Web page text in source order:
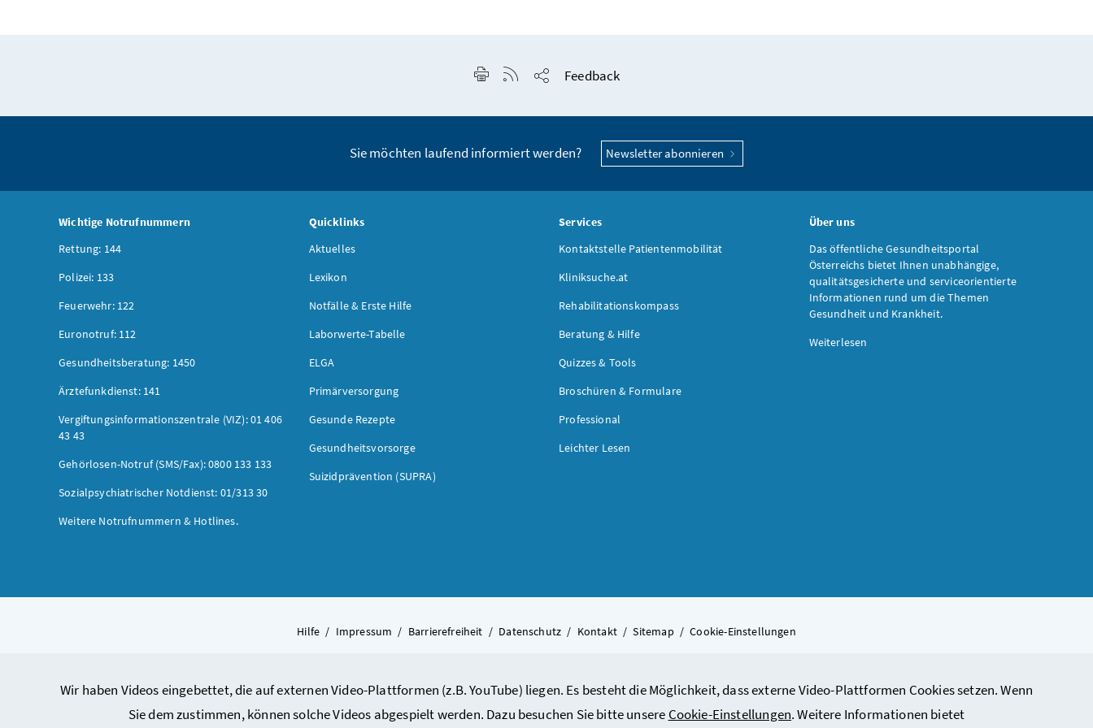
Wir haben Videos eingebettet, die auf externen Video-Plattformen (z.B. YouTube) liegen. Es besteht die Möglichkeit, dass externe Video-Plattformen Cookies setzen. Wenn
Sie dem zustimmen, können solche Videos abgespielt werden. Dazu besuchen Sie bitte unsere Cookie-Einstellungen. Weitere Informationen bietet
Seite drucken
RSS-Feed anzeigen
Feedback
Sie möchten laufend informiert werden? Newsletter abonnieren
Wichtige Notrufnummern
Rettung: 144
Polizei: 133
Feuerwehr: 122
Euronotruf: 112
Gesundheitsberatung: 1450
Ärztefunkdienst: 141
Vergiftungsinformationszentrale (VIZ): 01 406
43 43
Gehörlosen-Notruf (SMS/Fax): 0800 133 133
Sozialpsychiatrischer Notdienst: 01/313 30
Weitere Notrufnummern & Hotlines.
Quicklinks
Aktuelles
Lexikon
Notfälle & Erste Hilfe
Laborwerte-Tabelle
ELGA
Primärversorgung
Gesunde Rezepte
Gesundheitsvorsorge
Suizidprävention (SUPRA)
Services
Kontaktstelle Patientenmobilität
Kliniksuche.at
Rehabilitationskompass
Beratung & Hilfe
Quizzes & Tools
Broschüren & Formulare
Professional
Leichter Lesen
Über uns
Das öffentliche Gesundheitsportal
Österreichs bietet Ihnen unabhängige,
qualitätsgesicherte und serviceorientierte
Informationen rund um die Themen
Gesundheit und Krankheit.
Weiterlesen
Hilfe / Impressum / Barrierefreiheit / Datenschutz / Kontakt / Sitemap / Cookie-Einstellungen
© 2026 Bundesministerium für Arbeit, Soziales, Gesundheit, Pflege und Konsumentenschutz